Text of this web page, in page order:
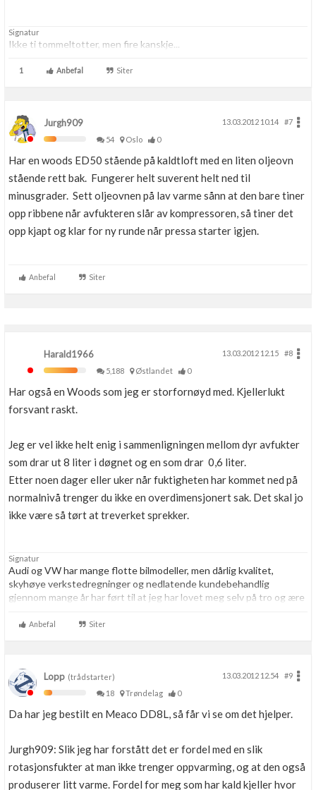
Signatur
Ikke ti tommeltotter, men fire kanskje...
1 Anbefal Siter
Jurgh909 13.03.2012 10.14
#7
54
Oslo 0
Har en woods ED50 stående på kaldtloft med en liten oljeovn
stående rett bak. Fungerer helt suverent helt ned til
minusgrader. Sett oljeovnen på lav varme sånn at den bare tiner
opp ribbene når avfukteren slår av kompressoren, så tiner det
opp kjapt og klar for ny runde når pressa starter igjen.
Anbefal Siter
Harald1966 13.03.2012 12.15
#8
5,188
Østlandet 0
Har også en Woods som jeg er storfornøyd med. Kjellerlukt
forsvant raskt.
Jeg er vel ikke helt enig i sammenligningen mellom dyr avfukter
som drar ut 8 liter i døgnet og en som drar 0,6 liter.
Etter noen dager eller uker når fuktigheten har kommet ned på
normalnivå trenger du ikke en overdimensjonert sak. Det skal jo
ikke være så tørt at treverket sprekker.
Signatur
Audi og VW har mange flotte bilmodeller, men dårlig kvalitet,
skyhøye verkstedregninger og nedlatende kundebehandlig
gjennom mange år har ført til at jeg har lovet meg selv på tro og ære
Aldri.Anbefal Siter
Lopp (trådstarter) 13.03.2012 12.54
#9
18
Trøndelag 0
Da har jeg bestilt en Meaco DD8L, så får vi se om det hjelper.
Jurgh909: Slik jeg har forstått det er fordel med en slik
rotasjonsfukter at man ikke trenger oppvarming, og at den også
produserer litt varme. Fordel for meg som har kald kjeller hvor